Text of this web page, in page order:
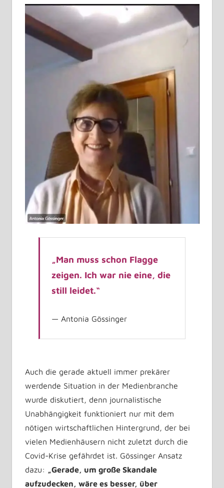
„Man muss schon Flagge
zeigen. Ich war nie eine, die
still leidet.“
Antonia Gössinger
Auch die gerade aktuell immer prekärer
werdende Situation in der Medienbranche
wurde diskutiert, denn journalistische
Unabhängigkeit funktioniert nur mit dem
nötigen wirtschaftlichen Hintergrund, der bei
vielen Medienhäusern nicht zuletzt durch die
Covid-Krise gefährdet ist. Gössinger Ansatz
dazu: „Gerade, um große Skandale
aufzudecken, wäre es besser, über